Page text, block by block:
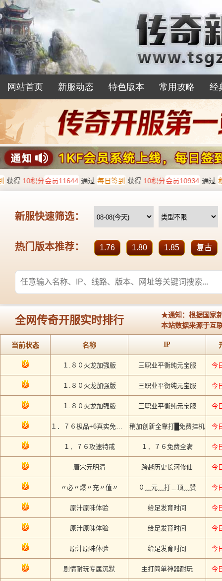
网站首页 新服动态 特色版本 常用攻略 经